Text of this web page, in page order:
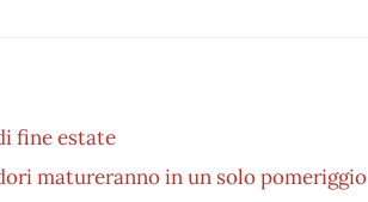
fine estate
matureranno in un solo pomeriggio